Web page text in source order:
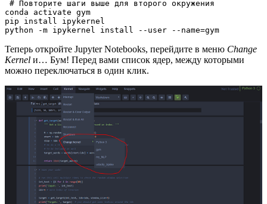
conda activate gym
pip install ipykernel
python -m ipykernel install --user --name=gym
Теперь откройте Jupyter Notebooks, перейдите в меню Change
Kernel и… Бум! Перед вами список ядер, между которыми
можно переключаться в один клик.